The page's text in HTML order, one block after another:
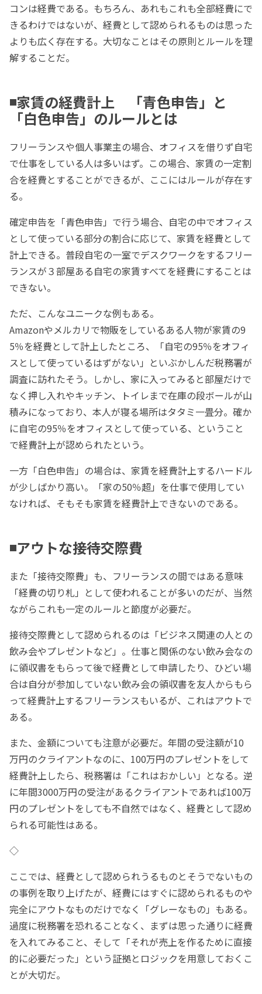
コンは経費である。もちろん、あれもこれも全部経費にで
きるわけではないが、経費として認められるものは思った
よりも広く存在する。大切なことはその原則とルールを理
解することだ。
◾️家賃の経費計上 「青色申告」と
「白色申告」のルールとは
フリーランスや個人事業主の場合、オフィスを借りず自宅
で仕事をしている人は多いはず。この場合、家賃の一定割
合を経費とすることができるが、ここにはルールが存在す
る。
確定申告を「青色申告」で行う場合、自宅の中でオフィス
として使っている部分の割合に応じて、家賃を経費として
計上できる。普段自宅の一室でデスクワークをするフリー
ランスが３部屋ある自宅の家賃すべてを経費にすることは
できない。
ただ、こんなユニークな例もある。
Amazonやメルカリで物販をしているある人物が家賃の9
5％を経費として計上したところ、「自宅の95％をオフィ
スとして使っているはずがない」といぶかしんだ税務署が
調査に訪れたそう。しかし、家に入ってみると部屋だけで
なく押し入れやキッチン、トイレまで在庫の段ボールが山
積みになっており、本人が寝る場所はタタミ一畳分。確か
に自宅の95％をオフィスとして使っている、ということ
で経費計上が認められたという。
一方「白色申告」の場合は、家賃を経費計上するハードル
が少しばかり高い。「家の50％超」を仕事で使用してい
なければ、そもそも家賃を経費計上できないのである。
◾️アウトな接待交際費
また「接待交際費」も、フリーランスの間ではある意味
「経費の切り札」として使われることが多いのだが、当然
ながらこれも一定のルールと節度が必要だ。
接待交際費として認められるのは「ビジネス関連の人との
飲み会やプレゼントなど」。仕事と関係のない飲み会なの
に領収書をもらって後で経費として申請したり、ひどい場
合は自分が参加していない飲み会の領収書を友人からもら
って経費計上するフリーランスもいるが、これはアウトで
ある。
また、金額についても注意が必要だ。年間の受注額が10
万円のクライアントなのに、100万円のプレゼントをして
経費計上したら、税務署は「これはおかしい」となる。逆
に年間3000万円の受注があるクライアントであれば100万
円のプレゼントをしても不自然ではなく、経費として認め
られる可能性はある。
◇
ここでは、経費として認められうるものとそうでないもの
の事例を取り上げたが、経費にはすぐに認められるものや
完全にアウトなものだけでなく「グレーなもの」もある。
過度に税務署を恐れることなく、まずは思った通りに経費
を入れてみること、そして「それが売上を作るために直接
的に必要だった」という証拠とロジックを用意しておくこ
とが大切だ。